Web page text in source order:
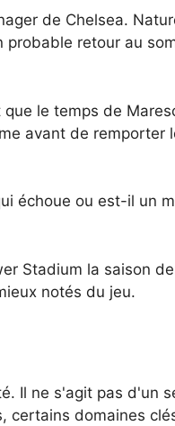
de Chelsea.
probable retour au
le temps de
avant de remporter
échoue ou est-il un
Stadium la saison
notés du jeu.
Il ne s'agit pas d'un
certains domaines